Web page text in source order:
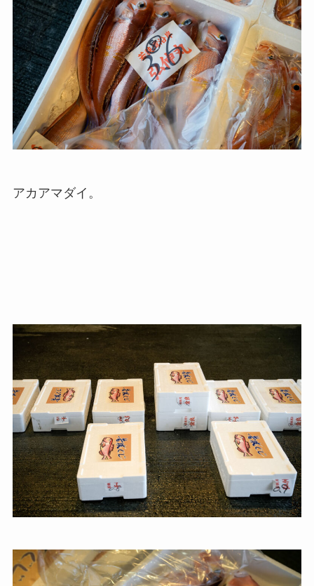
アカアマダイ。